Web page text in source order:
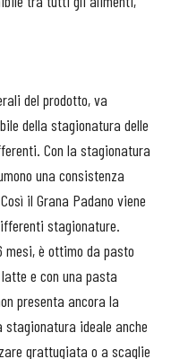
del prodotto, va
della stagionatura delle
Con la stagionatura
una consistenza
il Grana Padano viene
stagionature.
mesi, è ottimo da pasto
e con una pasta
presenta ancora la
ideale anche
grattugiata o a scaglie